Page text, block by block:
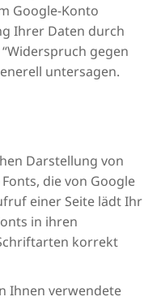
Google-Konto
Ihrer Daten durch
gegen
untersagen.
Darstellung von
die von Google
einer Seite lädt Ihr
in ihren
korrekt
Ihnen verwendete